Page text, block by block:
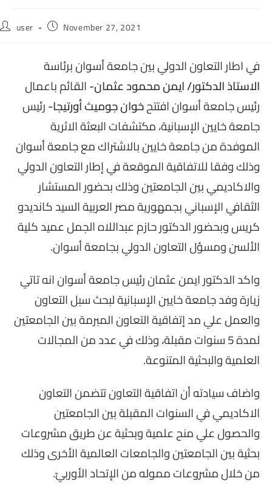
Postuser PostNovember 27, 2021
في اطار التعاون الدولي بين جامعة أسوان برئاسة
الاستاذ الدكتور/ ايمن محمود عثمان-القائم باعمال
رئيس جامعة أسوان افتتحخوان جوميث أورتيجا-رئيس
جامعة خايين الإسبانية، مكتشفات البعثة الاثرية
الموفدة من جامعة خايين بالاشتراك مع جامعة أسوان
وذلك وفقا للاتفاقية الموقعة في إطار التعاون الدولي
والاكاديمي بين الجامعتين وذلك بحضور المستشار
الثقافي الإسباني بجمهورية مصر العربية السيد كانديدو
كريس وبحضور الدكتور حازم عبداللاه الجمل عميد كلية
الألسن ومسؤل التعاون الدولي بجامعة أسوان.
واكد الدكتور ايمن عثمان رئيس جامعة أسوان انه تاتي
زيارة وفد جامعة خايين الإسبانية لبحث سبل التعاون
والعمل علي مد إتفاقية التعاون المبرمة بين الجامعتين
لمدة 5 سنوات مقبلة، وذلك في عدد من المجالات
العلمية والبحثية المتنوعة.
واضاف سيادته أن اتفاقية التعاون تتضمن التعاون
الاكاديمي في السنوات المقبلة بين الجامعتين
والحصول علي منح علمية وبحثية عن طريق مشروعات
بحثية بين الجامعتين والجامعات العالمية الأخرى وذلك
من خلال مشروعات مموله من الإتحاد الأوربيّ.